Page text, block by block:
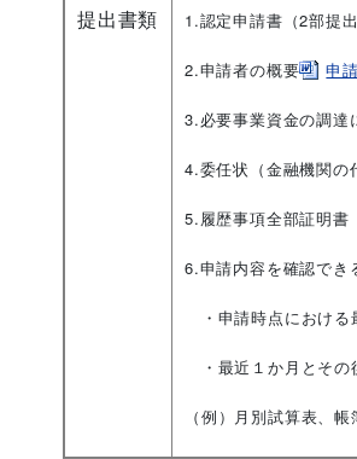
提出書類 1.認定申請書（2部提
2.申請者の概要 申
3.必要事業資金の調達
4.委任状（金融機関の
5.履歴事項全部証明書
6.申請内容を確認でき
・申請時点における
・最近１か月とその
（例）月別試算表、